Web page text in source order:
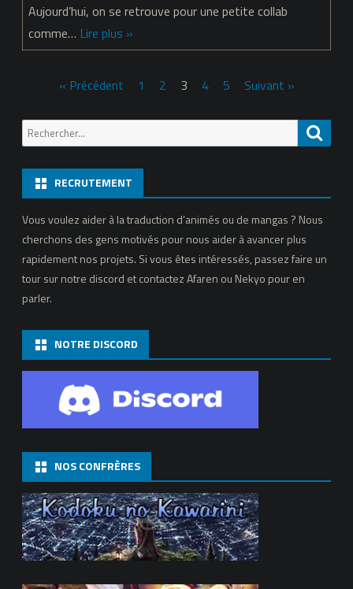
Biyori
Épisode
01
Aujourd’hui, on se retrouve pour une petite collab
comme… Lire plus »
Pagination
publications
« Précédent 1 2 3 4 5 Suivant »
Recherche
pour:
RECRUTEMENT
Vous voulez aider à la traduction d’animés ou de mangas ? Nous
cherchons des gens motivés pour nous aider à avancer plus
rapidement nos projets. Si vous êtes intéressés, passez faire un
tour sur notre discord et contactez Afaren ou Nekyo pour en
parler.
NOTRE DISCORD
NOS CONFRÈRES